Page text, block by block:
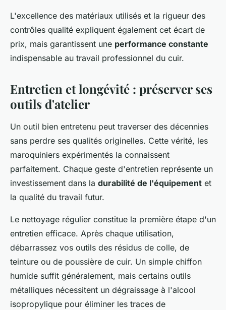
L'excellence des matériaux utilisés et la rigueur des
contrôles qualité expliquent également cet écart de
prix, mais garantissent une performance constante
indispensable au travail professionnel du cuir.
Entretien et longévité : préserver ses
outils d'atelier
Un outil bien entretenu peut traverser des décennies
sans perdre ses qualités originelles. Cette vérité, les
maroquiniers expérimentés la connaissent
parfaitement. Chaque geste d'entretien représente un
investissement dans la durabilité de l'équipement et
la qualité du travail futur.
Le nettoyage régulier constitue la première étape d'un
entretien efficace. Après chaque utilisation,
débarrassez vos outils des résidus de colle, de
teinture ou de poussière de cuir. Un simple chiffon
humide suffit généralement, mais certains outils
métalliques nécessitent un dégraissage à l'alcool
isopropylique pour éliminer les traces de